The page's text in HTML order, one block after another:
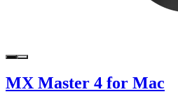
MX Master 4 for Mac